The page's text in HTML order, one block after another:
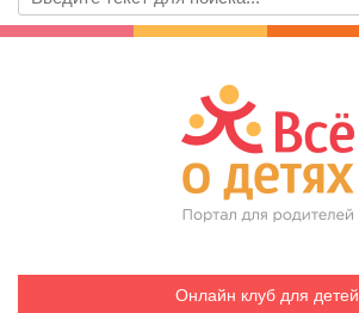
Онлайн клуб для детей